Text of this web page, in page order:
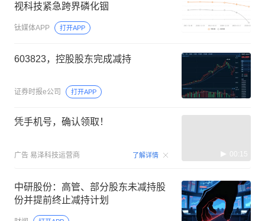
视科技紧急跨界磷化铟
钛媒体APP 打开APP
603823，控股股东完成减持
证券时报e公司 打开APP
凭手机号，确认领取！
广告 易泽科技运营商 了解详情 00:15
中研股份：高管、部分股东未减持股
份并提前终止减持计划